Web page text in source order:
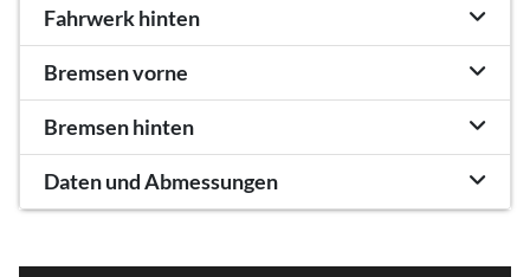
Fahrwerk hinten
Bremsen vorne
Bremsen hinten
Daten und Abmessungen